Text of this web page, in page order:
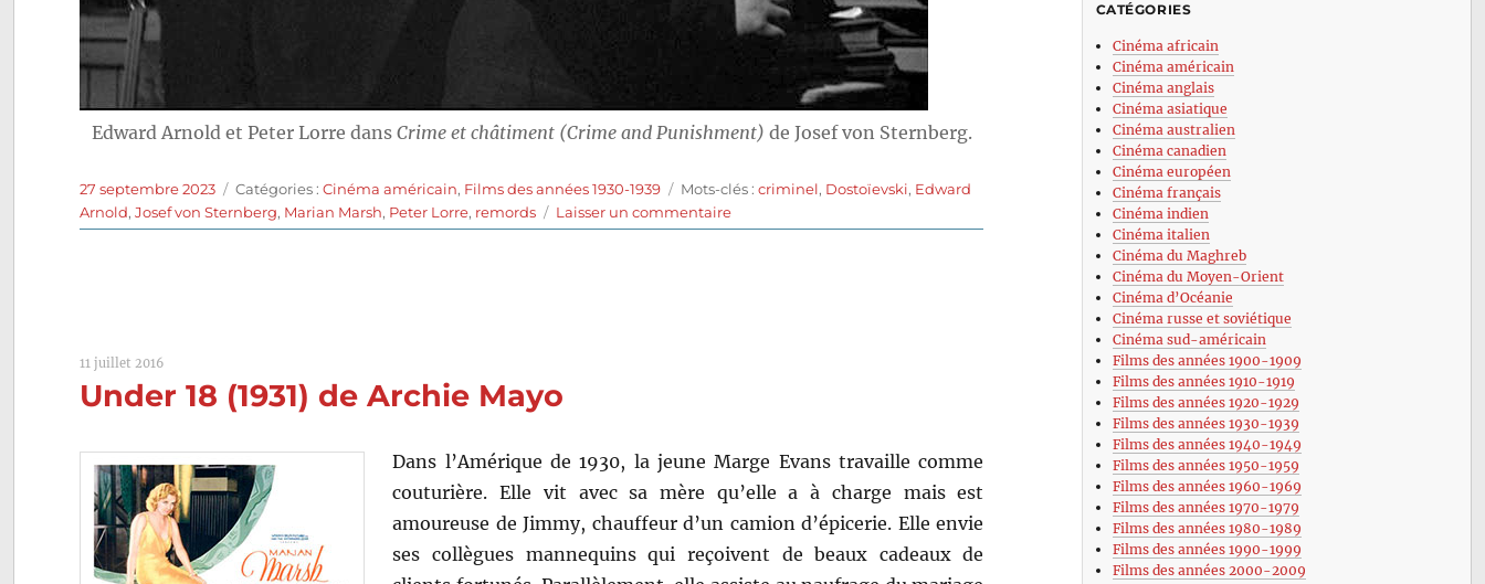
Edward Arnold et Peter Lorre dans Crime et châtiment (Crime and Punishment) de Josef von Sternberg.
Publié
le
27 septembre 2023 Catégories
Catégories :Cinéma américain, Films des années 1930-1939 Étiquettes
Mots-clés :criminel, Dostoïevski, Edward
Arnold,Josef von Sternberg, Marian Marsh, Peter Lorre, remords Laisser un commentairesur
Crime
11 juillet 2016
Under 18 (1931) de Archie Mayo
Dans l’Amérique de 1930, la jeune Marge Evans travaille comme
couturière. Elle vit avec sa mère qu’elle a à charge mais est
amoureuse de Jimmy, chauffeur d’un camion d’épicerie. Elle envie
ses collègues mannequins qui reçoivent de beaux cadeaux de
CATÉGORIES
Cinéma africain
Cinéma américain
Cinéma anglais
Cinéma asiatique
Cinéma australien
Cinéma canadien
Cinéma européen
Cinéma français
Cinéma indien
Cinéma italien
Cinéma du Maghreb
Cinéma du Moyen-Orient
Cinéma d’Océanie
Cinéma russe et soviétique
Cinéma sud-américain
Films des années 1900-1909
Films des années 1910-1919
Films des années 1920-1929
Films des années 1930-1939
Films des années 1940-1949
Films des années 1950-1959
Films des années 1960-1969
Films des années 1970-1979
Films des années 1980-1989
Films des années 1990-1999
Films des années 2000-2009